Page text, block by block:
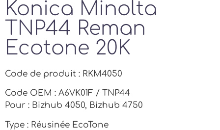
Konica Minolta
TNP44 Reman
Ecotone 20K
Code de produit : RKM4050
Code OEM : A6VK01F / TNP44
Pour : Bizhub 4050, Bizhub 4750
Type : Réusinée EcoTone